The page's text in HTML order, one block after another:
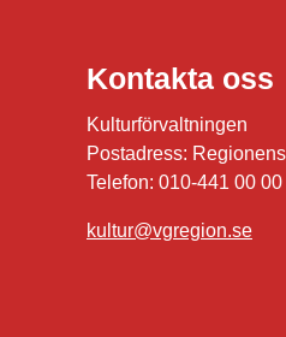
Kontakta oss
Kulturförvaltningen
Postadress:
Telefon: 010-441 00 00
kultur@vgregion.se